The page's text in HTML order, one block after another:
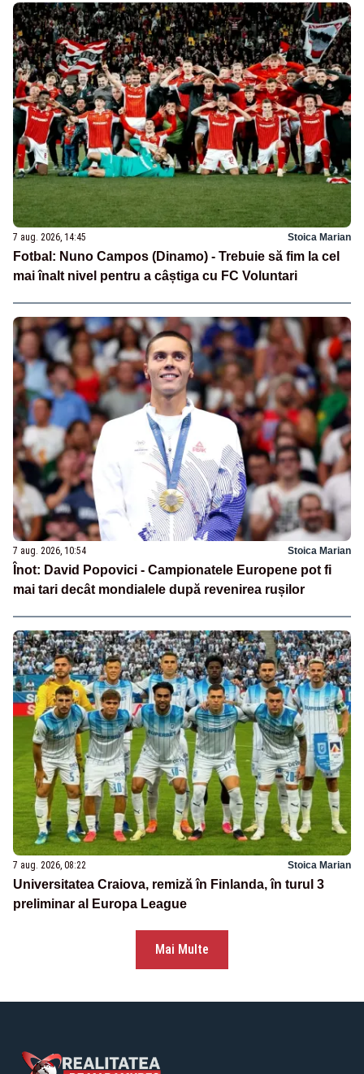
7 aug. 2026, 14:45 Stoica Marian
Fotbal: Nuno Campos (Dinamo) - Trebuie să fim la cel
mai înalt nivel pentru a câștiga cu FC Voluntari
7 aug. 2026, 10:54 Stoica Marian
Înot: David Popovici - Campionatele Europene pot fi
mai tari decât mondialele după revenirea rușilor
7 aug. 2026, 08:22 Stoica Marian
Universitatea Craiova, remiză în Finlanda, în turul 3
preliminar al Europa League
Mai Multe